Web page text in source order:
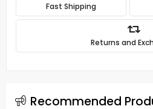
Fast Shipping
Returns and
Recommended